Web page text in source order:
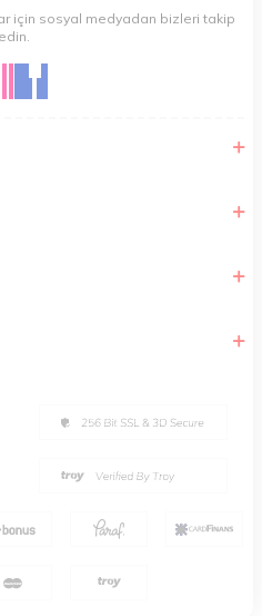
için sosyal medyadan bizleri takip
edin.